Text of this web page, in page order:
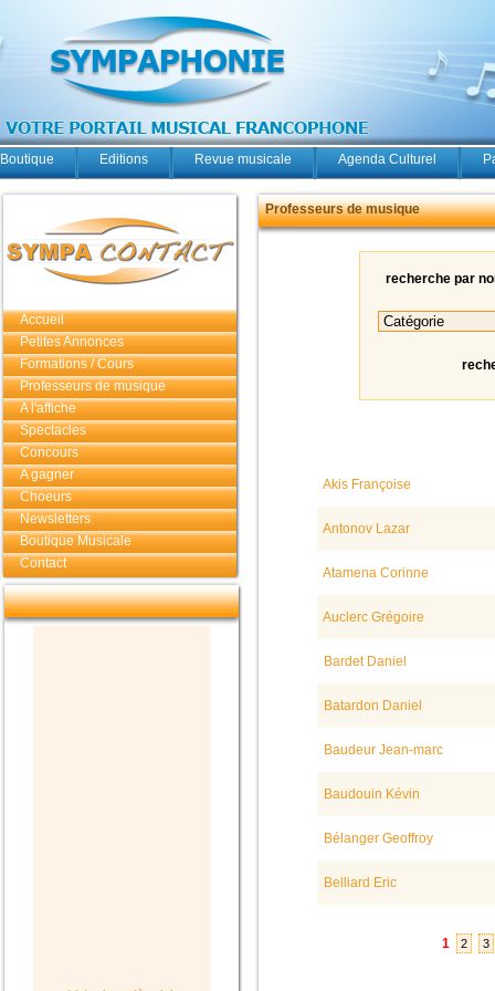
Boutique Editions Revue musicale Agenda Culturel
Accueil
Petites Annonces
Formations / Cours
Professeurs de musique
A l'affiche
Spectacles
Concours
A gagner
Choeurs
Newsletters
Boutique Musicale
Contact
Professeurs de musique
recherche par
Akis Françoise
Antonov Lazar
Atamena Corinne
Auclerc Grégoire
Bardet Daniel
Batardon Daniel
Baudeur Jean-marc
Baudouin Kévin
Bélanger Geoffroy
Belliard Eric
1 2 3